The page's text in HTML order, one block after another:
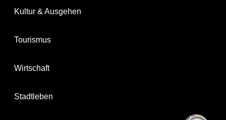
Kultur & Ausgehen
Tourismus
Wirtschaft
Stadtleben